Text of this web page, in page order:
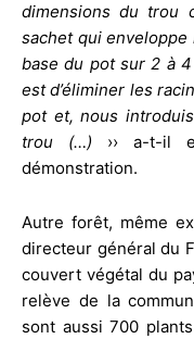
dimensions du trou
sachet qui enveloppe
base du pot sur 2 à
est d’éliminer les
pot et, nous
trou (…) ›› a-t-il
démonstration.
Autre forêt, même
directeur général du
couvert végétal du
relève de la
sont aussi 700